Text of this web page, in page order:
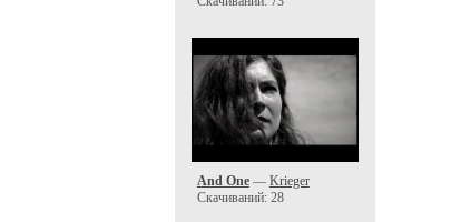
And One— Krieger
Скачиваний: 28